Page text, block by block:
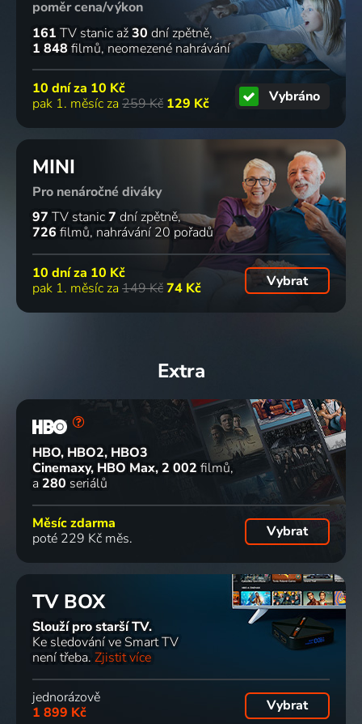
poměr cena/výkon
161 TV stanic až30 dní zpětně
1 848 filmů neomezené nahrávání
10 dní za 10 Kč
pak 1. měsíc za 259 Kč 129 Kč Vybráno
MINI
Pro nenáročné diváky
97 TV stanic7 dní zpětně
726 filmů nahrávání 20 pořadů
10 dní za 10 Kč
pak 1. měsíc za 149 Kč74 Kč Vybrat
Extra
HBO, HBO2, HBO3
Cinemaxy, HBO Max 2 002 filmů
a 280 seriálů
Měsíc zdarma
poté 229 Kč měs.
Vybrat
TV BOX
Slouží pro starší TV.
Ke sledování ve Smart TV
není třeba. Zjistit více
jednorázově
1 899 Kč
Vybrat